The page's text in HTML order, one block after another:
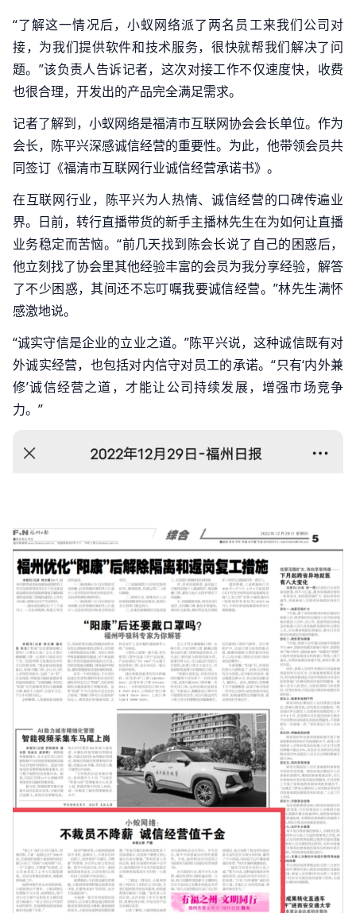
“了解这一情况后，小蚁网络派了两名员工来我们公司对
接，为我们提供软件和技术服务，很快就帮我们解决了问
题。”该负责人告诉记者，这次对接工作不仅速度快，收费
也很合理，开发出的产品完全满足需求。
记者了解到，小蚁网络是福清市互联网协会会长单位。作为
会长，陈平兴深感诚信经营的重要性。为此，他带领会员共
同签订《福清市互联网行业诚信经营承诺书》。
在互联网行业，陈平兴为人热情、诚信经营的口碑传遍业
界。日前，转行直播带货的新手主播林先生在为如何让直播
业务稳定而苦恼。“前几天找到陈会长说了自己的困惑后，
他立刻找了协会里其他经验丰富的会员为我分享经验，解答
了不少困惑，其间还不忘叮嘱我要诚信经营。”林先生满怀
感激地说。
“诚实守信是企业的立业之道。”陈平兴说，这种诚信既有对
外诚实经营，也包括对内信守对员工的承诺。“只有‘内外兼
修’诚信经营之道，才能让公司持续发展，增强市场竞争
力。”